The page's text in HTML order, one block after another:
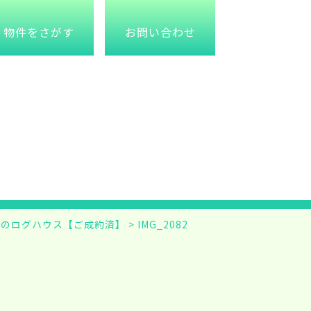
物件をさがす お問い合わせ
ログハウス【ご成約済】 > IMG_2082